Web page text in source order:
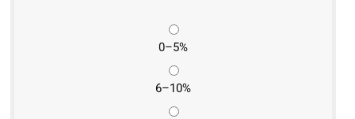
0–5%
6–10%